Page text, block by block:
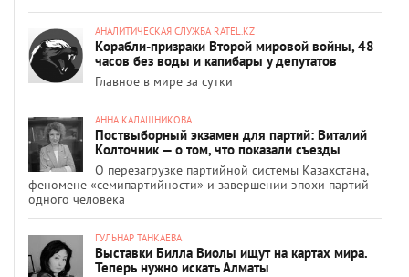
АНАЛИТИЧЕСКАЯ СЛУЖБА RATEL.KZ
Корабли-призраки Второй мировой войны, 48
часов без воды и капибары у депутатов
Главное в мире за сутки
АННА КАЛАШНИКОВА
Поствыборный экзамен для партий: Виталий
Колточник — о том, что показали съезды
О перезагрузке партийной системы Казахстана,
феномене «семипартийности» и завершении эпохи партий
одного человека
ГУЛЬНАР ТАНКАЕВА
Выставки Билла Виолы ищут на картах мира.
Теперь нужно искать Алматы